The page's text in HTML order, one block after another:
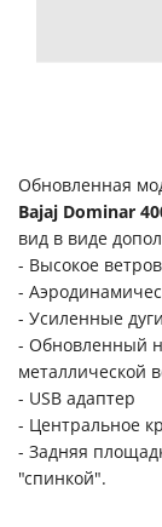
Обновленная
Bajaj Dominar
вид в виде
- Высокое
-
- Усиленные
- Обновленный
металлической
- USB адаптер
- Центральное
- Задняя
"спинкой".